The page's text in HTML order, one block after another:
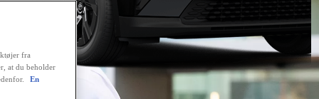
fra
at du beholder
En